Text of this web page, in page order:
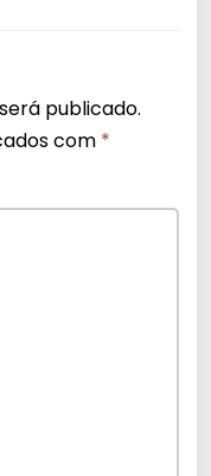
publicado.
com *